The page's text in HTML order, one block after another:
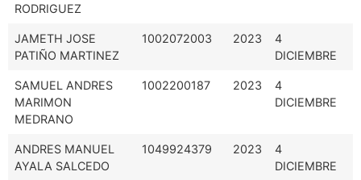
RODRIGUEZ
JAMETH JOSE
PATIÑO MARTINEZ
1002072003 2023
4
DICIEMBRE
SAMUEL ANDRES
MARIMON
MEDRANO
1002200187 2023
4
DICIEMBRE
ANDRES MANUEL
AYALA SALCEDO
1049924379 2023
4
DICIEMBRE